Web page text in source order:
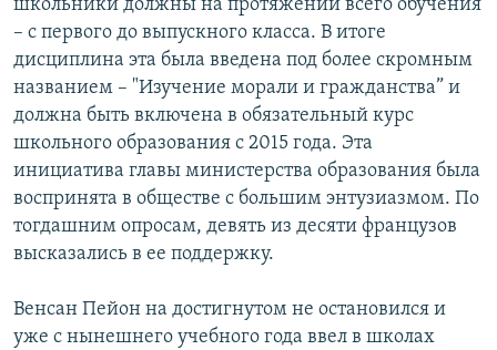
школьники должны на протяжении всего обучения
– с первого до выпускного класса. В итоге
дисциплина эта была введена под более скромным
названием – "Изучение морали и гражданства” и
должна быть включена в обязательный курс
школьного образования с 2015 года. Эта
инициатива главы министерства образования была
воспринята в обществе с большим энтузиазмом. По
тогдашним опросам, девять из десяти французов
высказались в ее поддержку.
Венсан Пейон на достигнутом не остановился и
уже с нынешнего учебного года ввел в школах